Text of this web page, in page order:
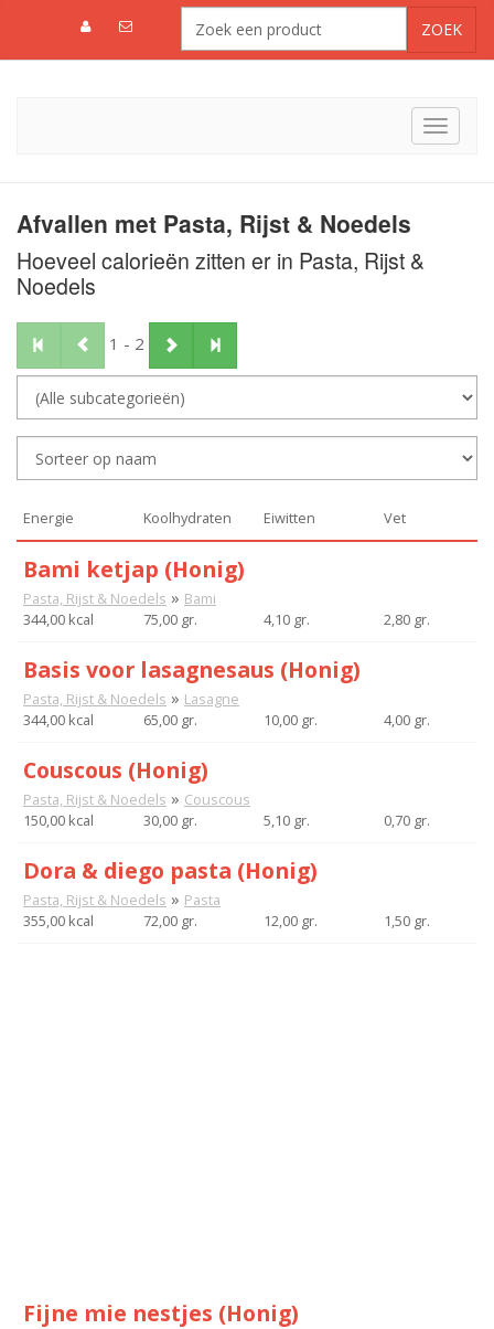
Toggle
Afvallen met Pasta, Rijst & Noedels
Hoeveel calorieën zitten er in Pasta, Rijst &
Noedels
1 - 2
Energie Koolhydraten Eiwitten Vet
Bami ketjap (Honig)
Pasta, Rijst & Noedels » Bami
344,00 kcal
75,00 gr. 4,10 gr. 2,80 gr.
Basis voor lasagnesaus (Honig)
Pasta, Rijst & Noedels » Lasagne
344,00 kcal
65,00 gr. 10,00 gr. 4,00 gr.
Couscous (Honig)
Pasta, Rijst & Noedels » Couscous
150,00 kcal
30,00 gr. 5,10 gr. 0,70 gr.
Dora & diego pasta (Honig)
Pasta, Rijst & Noedels » Pasta
355,00 kcal
72,00 gr. 12,00 gr. 1,50 gr.
Fijne mie nestjes (Honig)